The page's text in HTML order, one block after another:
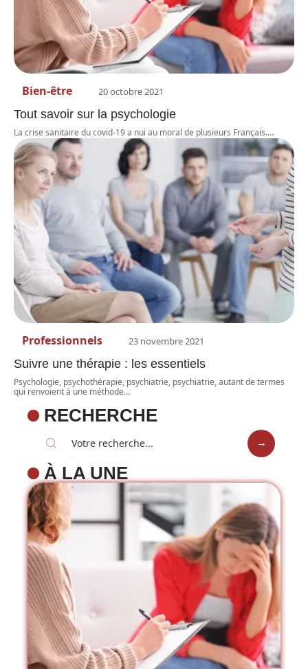
Bien-être 20 octobre 2021
Tout savoir sur la psychologie
La crise sanitaire du covid-19 a nui au moral de plusieurs Français.…
Professionnels 23 novembre 2021
Suivre une thérapie : les essentiels
Psychologie, psychothérapie, psychiatrie, psychiatrie, autant de termes
qui renvoient à une méthode…
RECHERCHE
À LA UNE